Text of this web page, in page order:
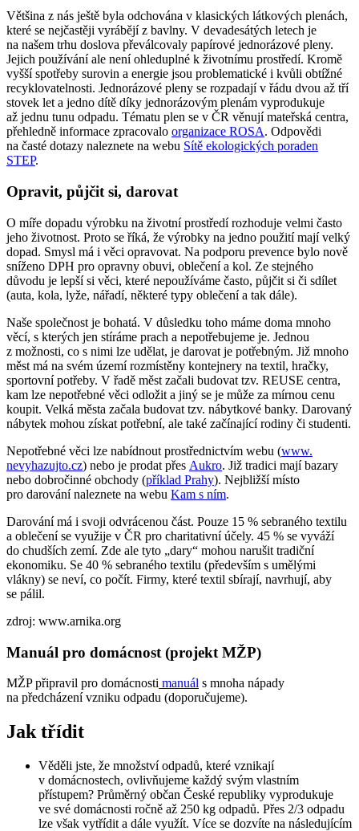
Většina z nás ještě byla odchována v klasických látkových plenách,
které se nejčastěji vyrábějí z bavlny. V devadesátých letech je
na našem trhu doslova převálcovaly papírové jednorázové pleny.
Jejich používání ale není ohleduplné k životnímu prostředí. Kromě
vyšší spotřeby surovin a energie jsou problematické i kvůli obtížné
recyklovatelnosti. Jednorázové pleny se rozpadají v řádu dvou až tří
stovek let a jedno dítě díky jednorázovým plenám vyprodukuje
až jednu tunu odpadu. Tématu plen se v ČR věnují mateřská centra,
přehledně informace zpracovalo organizace ROSA. Odpovědi
na časté dotazy naleznete na webu Sítě ekologických poraden
STEP.
Opravit, půjčit si, darovat
O míře dopadu výrobku na životní prostředí rozhoduje velmi často
jeho životnost. Proto se říká, že výrobky na jedno použití mají velký
dopad. Smysl má i věci opravovat. Na podporu prevence bylo nově
sníženo DPH pro opravny obuvi, oblečení a kol. Ze stejného
důvodu je lepší si věci, které nepoužíváme často, půjčit si či sdílet
(auta, kola, lyže, nářadí, některé typy oblečení a tak dále).
Naše společnost je bohatá. V důsledku toho máme doma mnoho
věcí, s kterých jen stíráme prach a nepotřebujeme je. Jednou
z možnosti, co s nimi lze udělat, je darovat je potřebným. Již mnoho
měst má na svém území rozmístěny kontejnery na textil, hračky,
sportovní potřeby. V řadě měst začali budovat tzv. REUSE centra,
kam lze nepotřebné věci odložit a jiný se je může za mírnou cenu
koupit. Velká města začala budovat tzv. nábytkové banky. Darovaný
nábytek mohou získat potřební, ale také začínající rodiny či studenti.
Nepotřebné věci lze nabídnout prostřednictvím webu (www.
nevyhazujto.cz) nebo je prodat přes Aukro. Již tradici mají bazary
nebo dobročinné obchody (příklad Prahy). Nejbližší místo
pro darování naleznete na webu Kam s ním.
Darování má i svoji odvrácenou část. Pouze 15 % sebraného textilu
a oblečení se využije v ČR pro charitativní účely. 45 % se vyváží
do chudších zemí. Zde ale tyto „dary“ mohou narušit tradiční
ekonomiku. Se 40 % sebraného textilu (především s umělými
vlákny) se neví, co počít. Firmy, které textil sbírají, navrhují, aby
se pálil.
zdroj: www.arnika.org
Manuál pro domácnost (projekt MŽP)
MŽP připravil pro domácnosti manuál s mnoha nápady
na předcházení vzniku odpadu (doporučujeme).
Jak třídit
Věděli jste, že množství odpadů, které vznikají
v domácnostech, ovlivňujeme každý svým vlastním
přístupem? Průměrný občan České republiky vyprodukuje
ve své domácnosti ročně až 250 kg odpadů. Přes 2/3 odpadu
lze však vytřídit a dále využít. Více se dozvíte na následujícím